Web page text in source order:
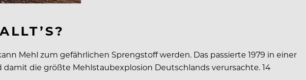
Mehl zum gefährlichen Sprengstoff werden. Das passierte 1979 in einer
die größte Mehlstaubexplosion Deutschlands verursachte. 14